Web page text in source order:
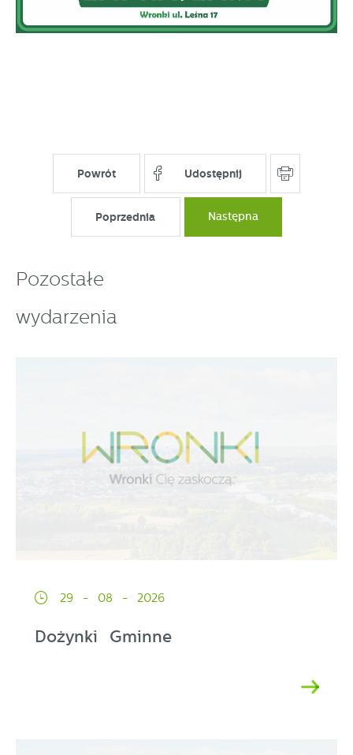
Powrót Udostępnij
Poprzednia Następna
Pozostałe
wydarzenia
29 - 08 - 2026
Dożynki Gminne